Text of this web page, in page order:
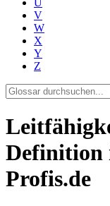
U
V
W
X
Y
Z
Definition
Profis.de